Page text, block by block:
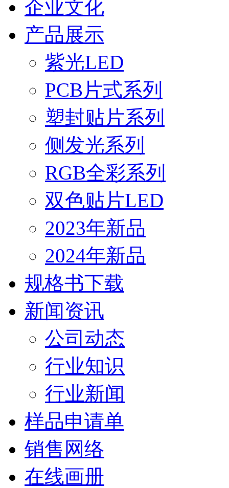
企业文化
产品展示
紫光LED
PCB片式系列
塑封贴片系列
侧发光系列
RGB全彩系列
双色贴片LED
2023年新品
2024年新品
规格书下载
新闻资讯
公司动态
行业知识
行业新闻
样品申请单
销售网络
在线画册